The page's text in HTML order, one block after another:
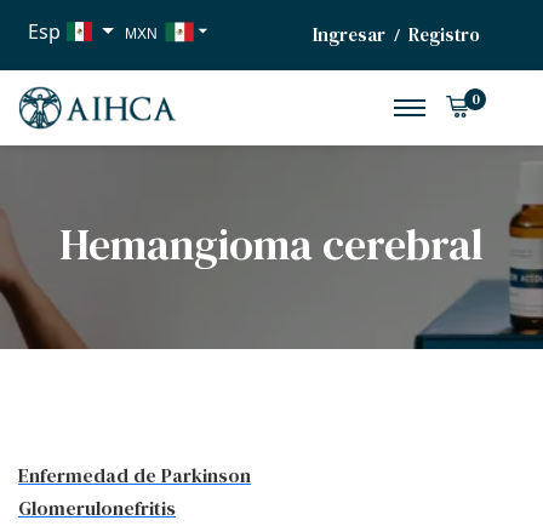
Esp MXN
EUR
Ingresar / Registro
0
Hemangioma cerebral
Enfermedad de Parkinson
Glomerulonefritis